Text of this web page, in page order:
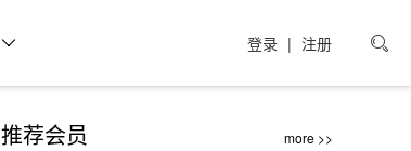

登录 | 注册
推荐会员 more >>